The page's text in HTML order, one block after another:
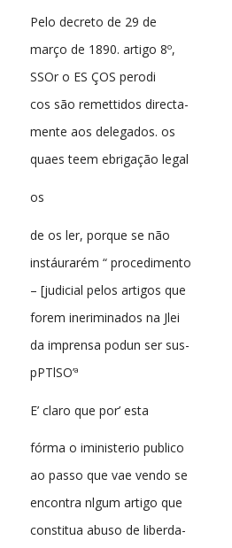
Pelo decreto de 29 de
março de 1890. artigo 8º,
SSOr o ES ÇOS perodi
cos são remettidos directa-
mente aos delegados. os
quaes teem ebrigação legal
os
de os ler, porque se não
instáurarém “ procedimento
– [judicial pelos artigos que
forem ineriminados na Jlei
da imprensa podun ser sus-
pPTlSO’ª
E’ claro que por’ esta
fórma o iministerio publico
ao passo que vae vendo se
encontra nlgum artigo que
constitua abuso de liberda-